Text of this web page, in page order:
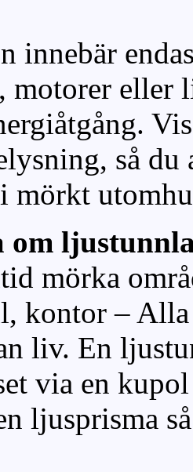
innebär
motorer eller
så
mörkt
om
mörka
kontor – Alla
liv. En
via en
ljusprisma